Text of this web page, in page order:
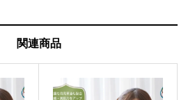
関連商品